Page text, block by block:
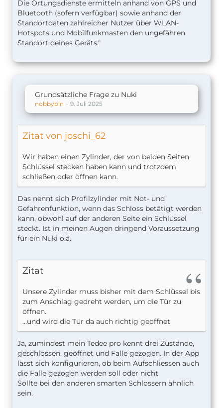
Die Ortungsdienste ermitteln anhand von GPS und
Bluetooth (sofern verfügbar) sowie anhand der
Standortdaten zahlreicher Nutzer über WLAN-
Hotspots und Mobilfunkmasten den ungefähren
Standort deines Geräts."
Grundsätzliche Frage zu Nuki
nobbybln 9. Juli 2025
Zitat von joschi_62
Wir haben einen Zylinder, der von beiden Seiten
Schlüssel stecken haben kann und trotzdem
schließen oder öffnen kann.
Das nennt sich Profilzylinder mit Not- und
Gefahrenfunktion, wenn das Schloss betätigt werden
kann, obwohl auf der anderen Seite ein Schlüssel
steckt. Ist in meinen Augen dringend Voraussetzung
für ein Nuki o.ä.
Zitat
Unsere Zylinder muss bisher mit dem Schlüssel bis
zum Anschlag gedreht werden, um die Tür zu
öffnen.
...und wird die Tür da auch richtig geöffnet
Ja, zumindest mein Tedee pro kennt drei Zustände,
geschlossen, geöffnet und Falle gezogen. In der App
lässt sich konfigurieren, ob beim Aufschliessen auch
die Falle gezogen werden soll oder nicht.
Sollte bei den anderen smarten Schlössern ähnlich
sein.